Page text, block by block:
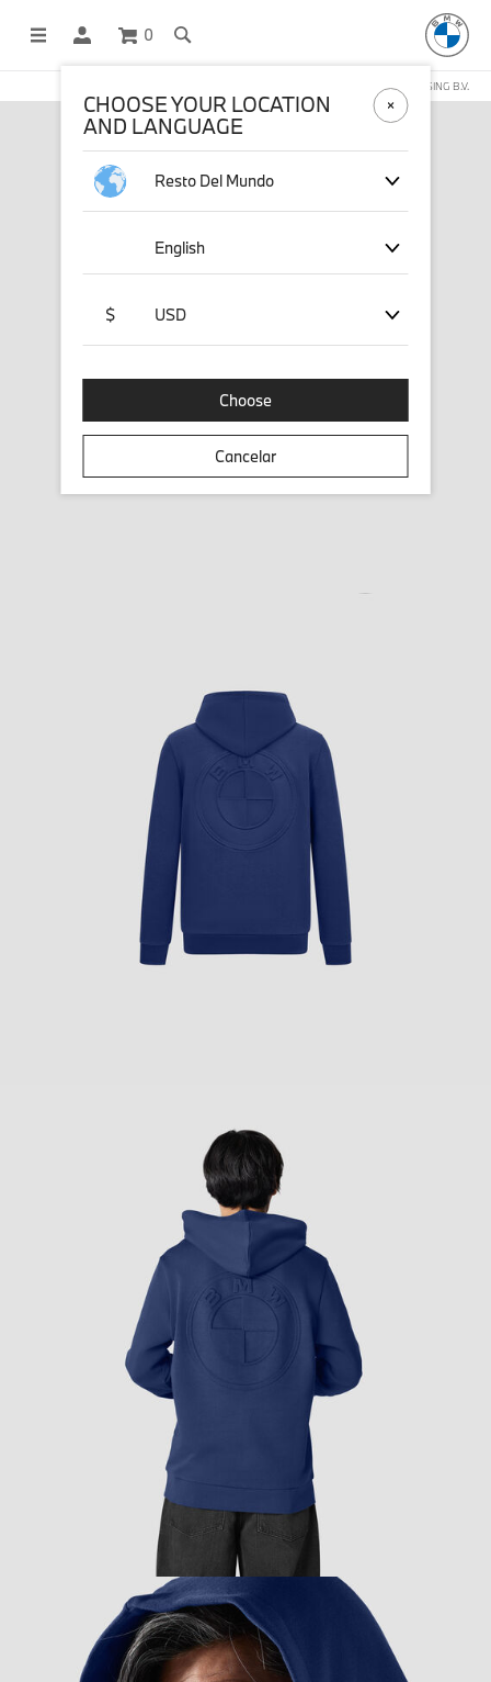
0
COMPRAS EN LÍNEA OPERADAS POR STICHD SPORTSMERCHANDISING B.V.
CHOOSE YOUR LOCATION
AND LANGUAGE
Resto Del Mundo
English
$ USD
Choose
Cancelar